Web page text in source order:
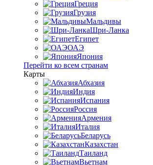
Греция
Грузия
Мальдивы
Шри-Ланка
Египет
ОАЭ
Япония
Перейти ко всем странам
Карты
Абхазия
Индия
Испания
Россия
Армения
Италия
Беларусь
Казахстан
Таиланд
Вьетнам